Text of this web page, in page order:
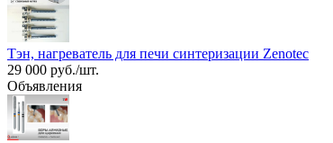
Тэн, нагреватель для печи синтеризации Zenotec
29 000 руб./шт.
Объявления